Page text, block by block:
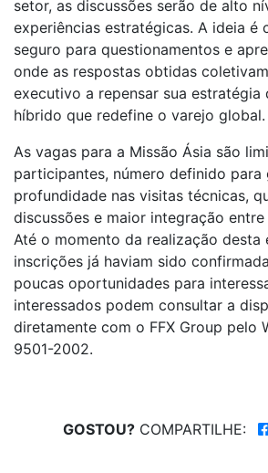
setor, as discussões serão de alto
experiências estratégicas. A ideia é
seguro para questionamentos e
onde as respostas obtidas
executivo a repensar sua estratégia
híbrido que redefine o varejo global.
As vagas para a Missão Ásia são
participantes, número definido para
profundidade nas visitas técnicas,
discussões e maior integração
Até o momento da realização desta
inscrições já haviam sido
poucas oportunidades para
interessados podem consultar a
diretamente com o FFX Group pelo
9501-2002.
GOSTOU?COMPARTILHE: